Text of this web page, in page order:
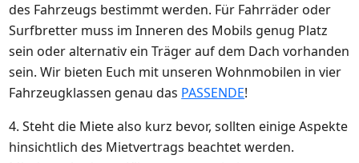
des Fahrzeugs bestimmt werden. Für Fahrräder oder
Surfbretter muss im Inneren des Mobils genug Platz
sein oder alternativ ein Träger auf dem Dach vorhanden
sein. Wir bieten Euch mit unseren Wohnmobilen in vier
Fahrzeugklassen genau das PASSENDE!
4. Steht die Miete also kurz bevor, sollten einige Aspekte
hinsichtlich des Mietvertrags beachtet werden.